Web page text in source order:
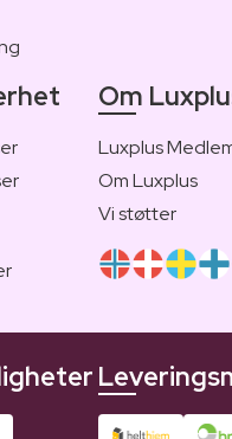
Om
Luxplus
Om Luxplus
Vi støtter